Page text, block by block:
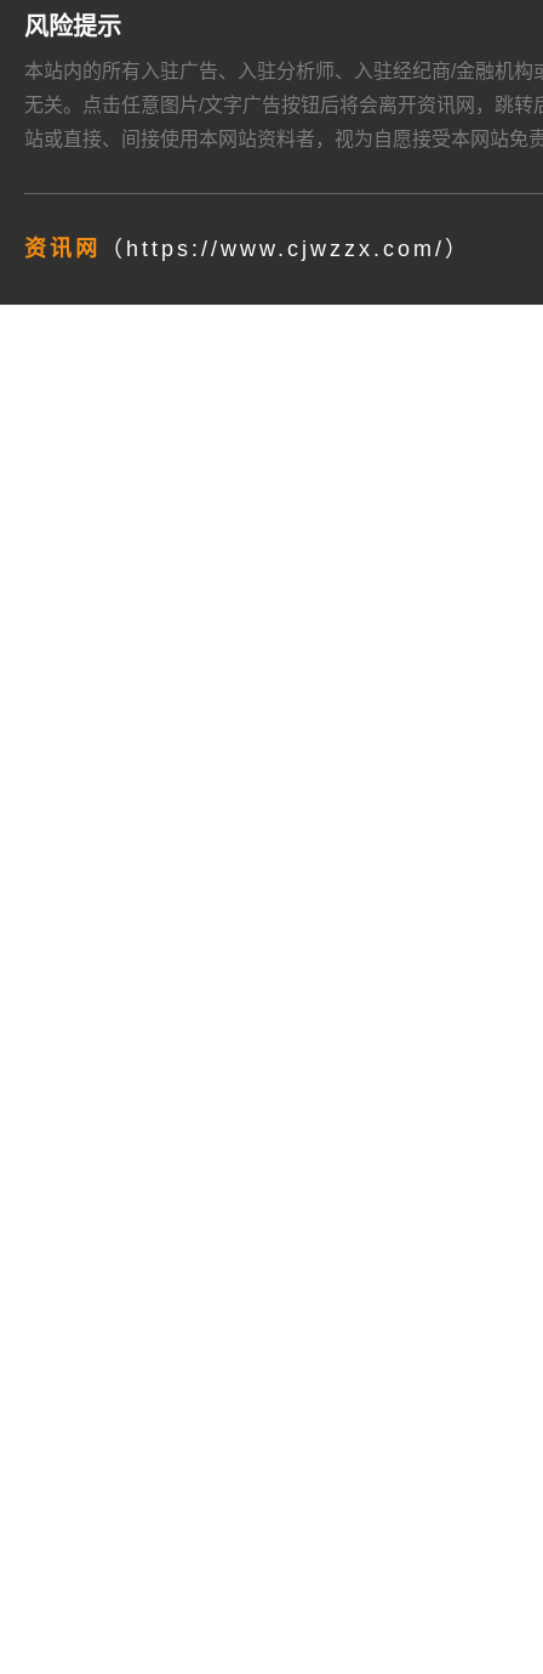
风险提示
本站内的所有入驻广告、入驻分析师、入驻经纪商/金融机
无关。点击任意图片/文字广告按钮后将会离开资讯网，跳
站或直接、间接使用本网站资料者，视为自愿接受本网站免
资讯网 （https://www.cjwzzx.com/）